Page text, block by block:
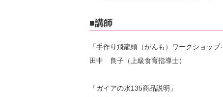
■講師
「手作り飛龍頭（がんも）ワークショッ
田中 良子（上級食育指導士）
「ガイアの水135商品説明」